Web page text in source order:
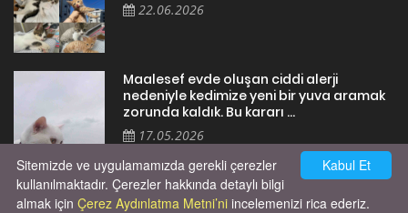
22.06.2026
Maalesef evde oluşan ciddi alerji
nedeniyle kedimize yeni bir yuva aramak
zorunda kaldık. Bu kararı ...
17.05.2026
Kabul Et
Sitemizde ve uygulamamızda gerekli çerezler
kullanılmaktadır. Çerezler hakkında detaylı bilgi
almak için Çerez Aydınlatma Metni’ni incelemenizi rica ederiz.